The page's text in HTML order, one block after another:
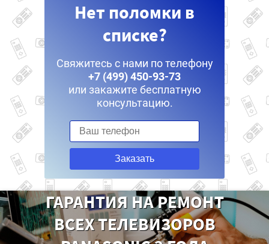
Нет поломки в
списке?
Свяжитесь с нами по телефону
+7 (499) 450-93-73
или закажите бесплатную
консультацию.
Заказать
ГАРАНТИЯ НА РЕМОНТ
ВСЕХ ТЕЛЕВИЗОРОВ